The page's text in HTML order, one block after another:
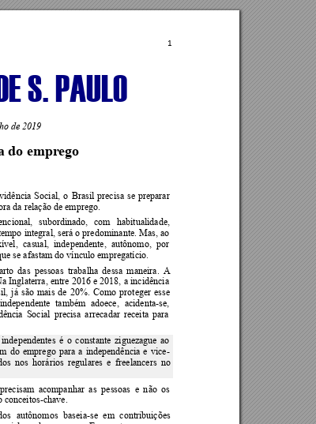
1
S. PAULO
de 2019
do emprego
Social, o Brasil precisa se preparar
da relação de emprego.
subordinado, com habitualidade,
integral, será o predominante. Mas, ao
casual, independente, autônomo, por
se afastam do vínculo empregatício.
das pessoas trabalha dessa maneira.
A
Inglaterra, entre 2016 e 2018, a incidência
já são mais de 20%. Como proteger esse
independente também adoece, acidenta-se,
Social precisa arrecadar receita para
independentes é o constante ziguezague ao
do emprego para a independência e vice-
nos horários regulares e freelancers no
precisam acompanhar as  pessoas e não os
conceitos-chave.
autônomos baseia-se em contribuições